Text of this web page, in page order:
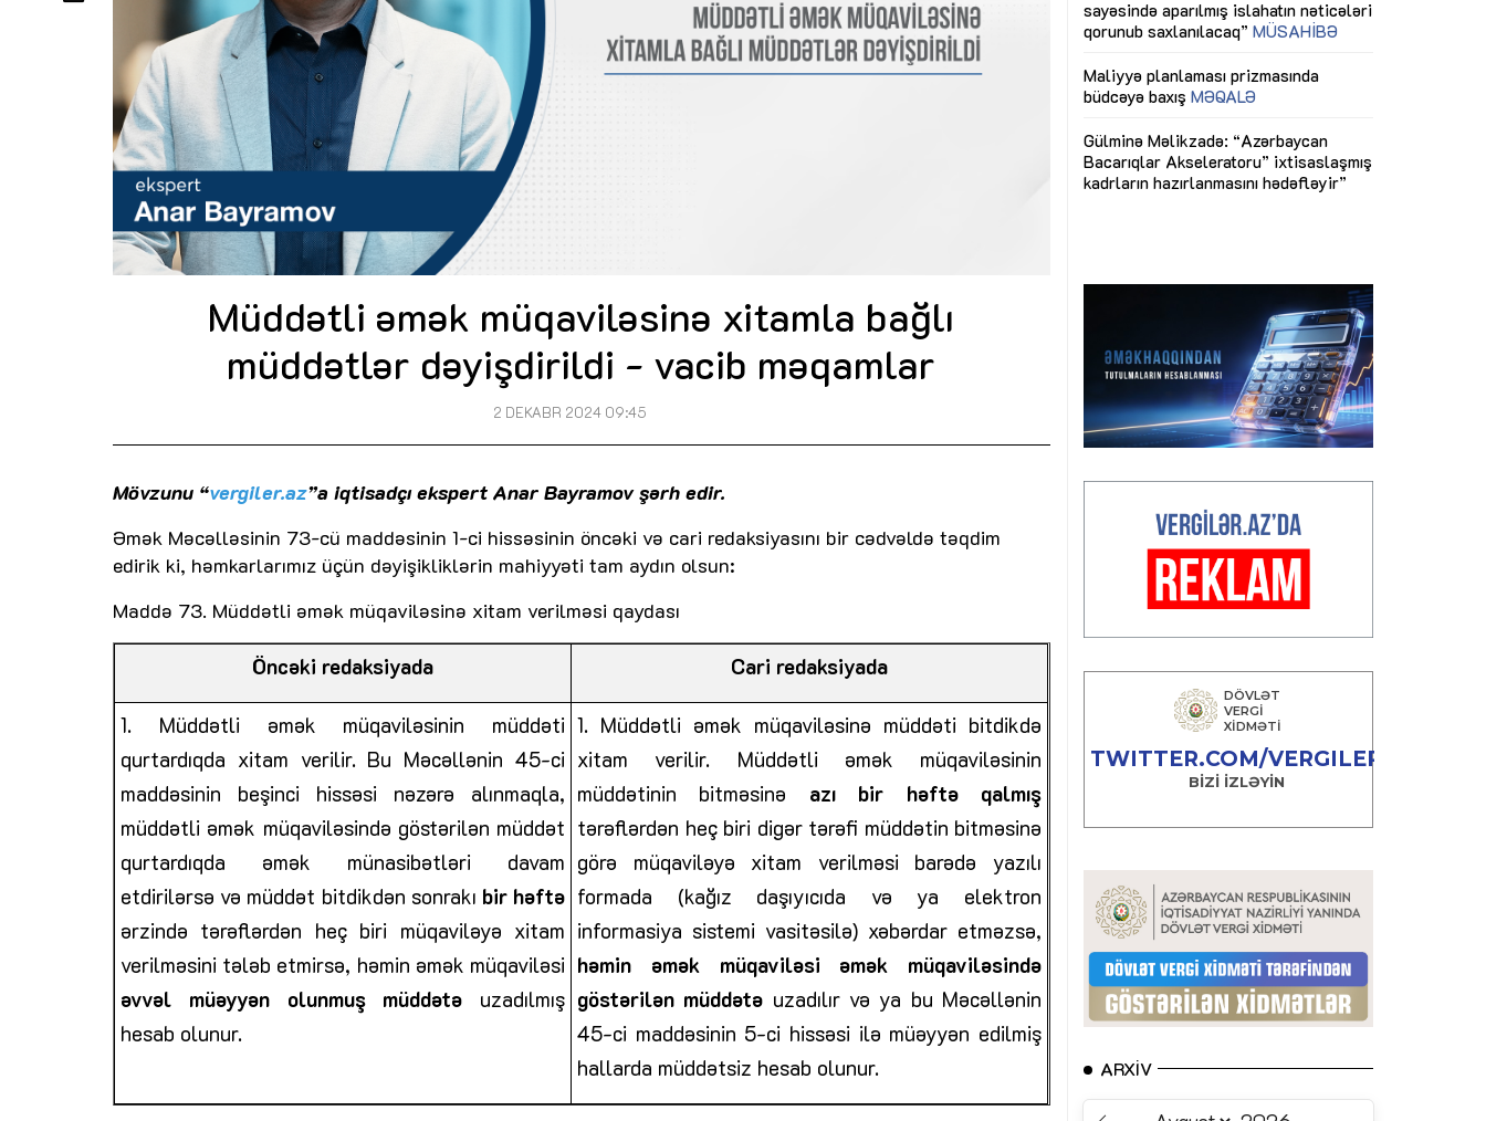
Müddətli əmək müqaviləsinə xitamla bağlı
müddətlər dəyişdirildi - vacib məqamlar
2 DEKABR 2024 09:45
Mövzunu “vergiler.az”a iqtisadçı ekspert Anar Bayramov şərh edir.
Əmək Məcəlləsinin 73-cü maddəsinin 1-ci hissəsinin öncəki və cari redaksiyasını bir cədvəldə təqdim
edirik ki, həmkarlarımız üçün dəyişikliklərin mahiyyəti tam aydın olsun:
Maddə 73. Müddətli əmək müqaviləsinə xitam verilməsi qaydası
Öncəki redaksiyada Cari redaksiyada
1. Müddətli əmək müqaviləsinin müddəti
qurtardıqda xitam verilir. Bu Məcəllənin 45-ci
maddəsinin beşinci hissəsi nəzərə alınmaqla,
müddətli əmək müqaviləsində göstərilən müddət
qurtardıqda əmək münasibətləri davam
etdirilərsə və müddət bitdikdən sonrakı bir həftə
ərzində tərəflərdən heç biri müqaviləyə xitam
verilməsini tələb etmirsə, həmin əmək müqaviləsi
əvvəl müəyyən olunmuş müddətə uzadılmış
hesab olunur.
1. Müddətli əmək müqaviləsinə müddəti bitdikdə
xitam verilir. Müddətli əmək müqaviləsinin
müddətinin bitməsinə azı bir həftə qalmış
tərəflərdən heç biri digər tərəfi müddətin bitməsinə
görə müqaviləyə xitam verilməsi barədə yazılı
formada (kağız daşıyıcıda və ya elektron
informasiya sistemi vasitəsilə) xəbərdar etməzsə,
həmin əmək müqaviləsi əmək müqaviləsində
göstərilən müddətə uzadılır və ya bu Məcəllənin
45-ci maddəsinin 5-ci hissəsi ilə müəyyən edilmiş
hallarda müddətsiz hesab olunur.
Maliyyə planlaması prizmasında
büdcəyə baxışMƏQALƏ
Gülminə Məlikzadə: “Azərbaycan
Bacarıqlar Akseleratoru” ixtisaslaşmış
kadrların hazırlanmasını hədəfləyir”
öyrənən komanda formalaşdırmaqdır”
MÜSAHİBƏ
Azərbaycanda dövlət-özəl tərəfdaşlığı
Maliyyə planlaması prizmasında
büdcəyə baxışMƏQALƏ
Gülminə Məlikzadə: “Azərbaycan
Bacarıqlar Akseleratoru” ixtisaslaşmış
ARXIV